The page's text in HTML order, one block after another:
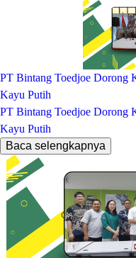
PT Bintang Toedjoe Dorong
Kayu Putih
PT Bintang Toedjoe Dorong
Kayu Putih
Baca selengkapnya